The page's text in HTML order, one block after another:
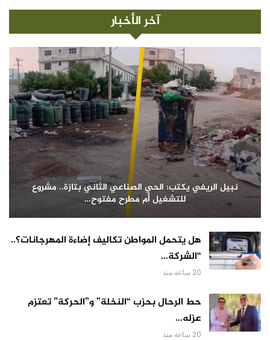
آخر الأخبار
نبيل الريفي يكتب: الحي الصناعي الثاني بتازة.. مشروع
للتشغيل أم مطرح مفتوح…
هل يتحمل المواطن تكاليف إضاءة المهرجانات؟..
“الشركة…
20 ساعة منذ
حط الرحال بحزب “النخلة” و”الحركة” تعتزم
عزله…
20 ساعة منذ